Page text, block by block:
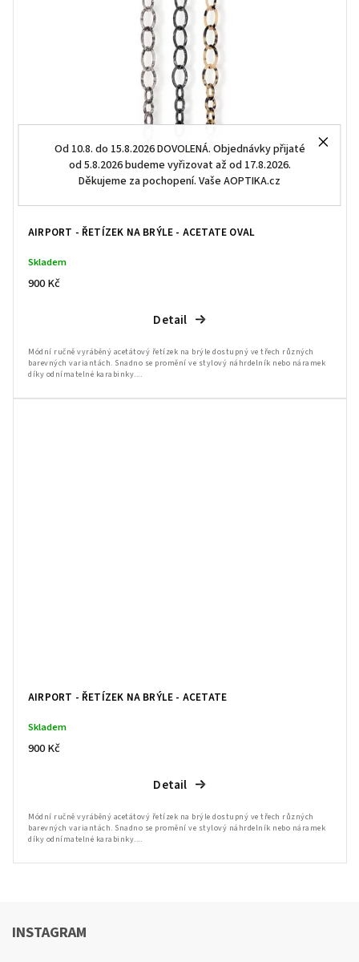
Od 10.8. do 15.8.2026 DOVOLENÁ. Objednávky přijaté
od 5.8.2026 budeme vyřizovat až od 17.8.2026.
Děkujeme za pochopení. Vaše AOPTIKA.cz
AIRPORT - ŘETÍZEK NA BRÝLE - ACETATE OVAL
Skladem
900 Kč
Detail
Módní ručně vyráběný acetátový řetízek na brýle dostupný ve třech různých
barevných variantách. Snadno se promění ve stylový náhrdelník nebo náramek
díky odnímatelné karabinky....
AIRPORT - ŘETÍZEK NA BRÝLE - ACETATE
Skladem
900 Kč
Detail
Módní ručně vyráběný acetátový řetízek na brýle dostupný ve třech různých
barevných variantách. Snadno se promění ve stylový náhrdelník nebo náramek
díky odnímatelné karabinky....
INSTAGRAM